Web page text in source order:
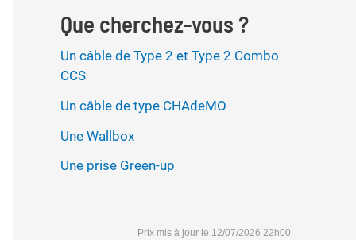
Que cherchez-vous ?
Un câble de Type 2 et Type 2 Combo
CCS
Un câble de type CHAdeMO
Une Wallbox
Une prise Green-up
12/07/2026 22h00